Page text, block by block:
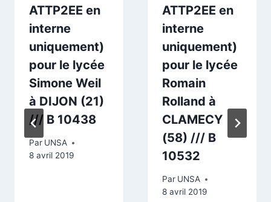
ATTP2EE en
interne
uniquement)
pour le lycée
Simone Weil
à DIJON (21)
/// B 10438
Par UNSA
8 avril 2019
ATTP2EE en
interne
uniquement)
pour le lycée
Romain
Rolland à
CLAMECY
(58) /// B
10532
Par UNSA
8 avril 2019